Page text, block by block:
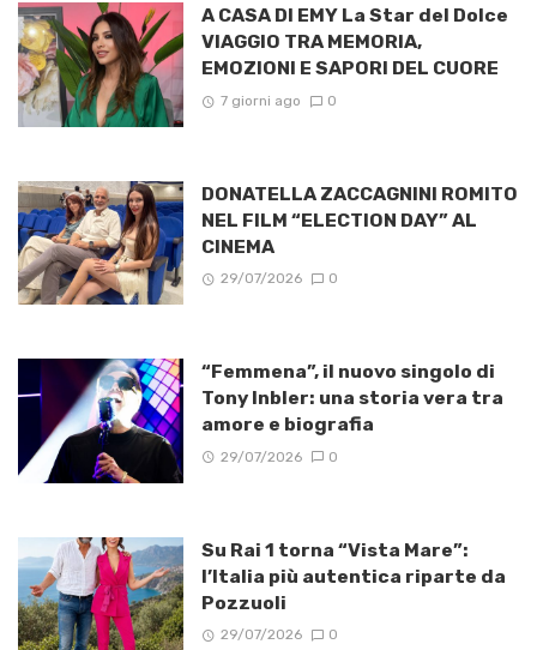
A CASA DI EMY La Star del Dolce
VIAGGIO TRA MEMORIA,
EMOZIONI E SAPORI DEL CUORE
7 giorni ago 0
DONATELLA ZACCAGNINI ROMITO
NEL FILM “ELECTION DAY” AL
CINEMA
29/07/2026 0
“Femmena”, il nuovo singolo di
Tony Inbler: una storia vera tra
amore e biografia
29/07/2026 0
Su Rai 1 torna “Vista Mare”:
l’Italia più autentica riparte da
Pozzuoli
29/07/2026 0